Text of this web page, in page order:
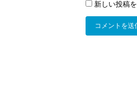
新しい投稿